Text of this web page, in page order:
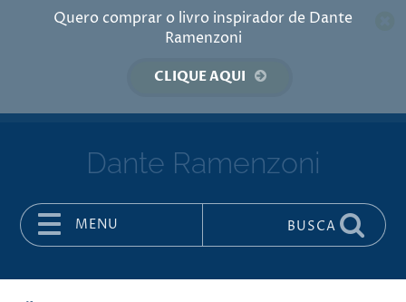
Quero comprar o livro inspirador de Dante
Ramenzoni
CLIQUE AQUI
Dante Ramenzoni
MENU BUSCA